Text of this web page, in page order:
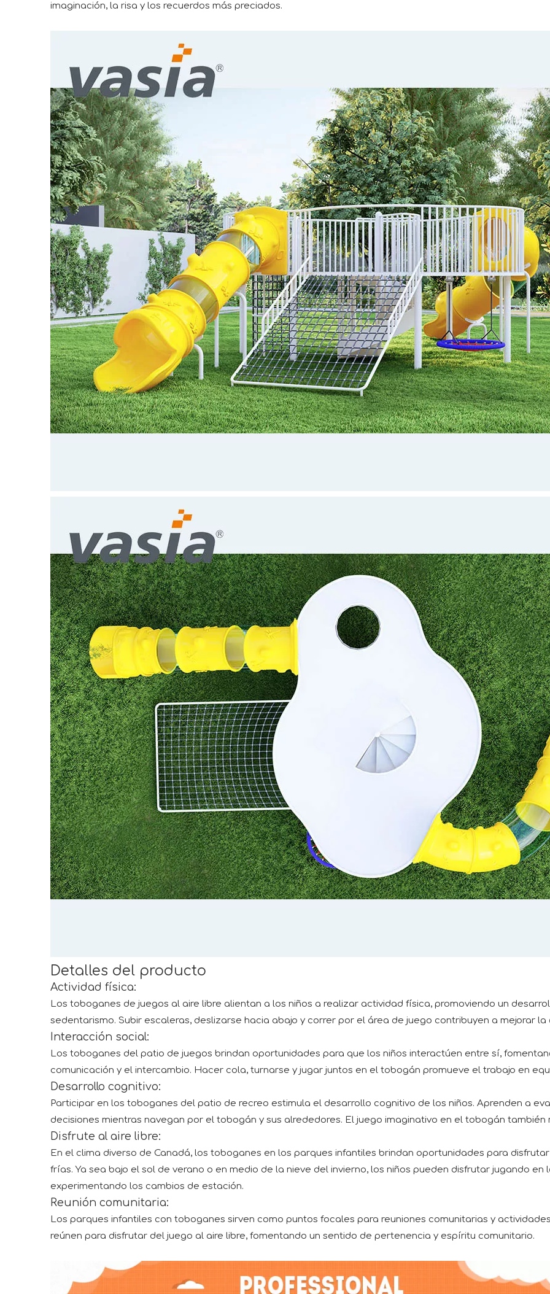
imaginación, la risa y los recuerdos más preciados.
Detalles del producto
Actividad física:
Los toboganes de juegos al aire libre alientan a los niños a realizar actividad física, promoviendo un
sedentarismo. Subir escaleras, deslizarse hacia abajo y correr por el área de juego contribuyen a mejorar la
Interacción social:
Los toboganes del patio de juegos brindan oportunidades para que los niños interactúen entre sí,
comunicación y el intercambio. Hacer cola, turnarse y jugar juntos en el tobogán promueve el trabajo en
Desarrollo cognitivo:
Participar en los toboganes del patio de recreo estimula el desarrollo cognitivo de los niños. Aprenden a
decisiones mientras navegan por el tobogán y sus alrededores. El juego imaginativo en el tobogán
Disfrute al aire libre:
En el clima diverso de Canadá, los toboganes en los parques infantiles brindan oportunidades para
frías. Ya sea bajo el sol de verano o en medio de la nieve del invierno, los niños pueden disfrutar jugando
experimentando los cambios de estación.
Reunión comunitaria:
Los parques infantiles con toboganes sirven como puntos focales para reuniones comunitarias y
reúnen para disfrutar del juego al aire libre, fomentando un sentido de pertenencia y espíritu comunitario.